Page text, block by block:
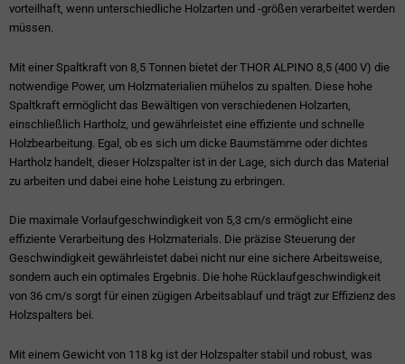
vorteilhaft, wenn unterschiedliche Holzarten und -größen verarbeitet werden
müssen.
Mit einer Spaltkraft von 8,5 Tonnen bietet der THOR ALPINO 8,5 (400 V) die
notwendige Power, um Holzmaterialien mühelos zu spalten. Diese hohe
Spaltkraft ermöglicht das Bewältigen von verschiedenen Holzarten,
einschließlich Hartholz, und gewährleistet eine effiziente und schnelle
Holzbearbeitung. Egal, ob es sich um dicke Baumstämme oder dichtes
Hartholz handelt, dieser Holzspalter ist in der Lage, sich durch das Material
zu arbeiten und dabei eine hohe Leistung zu erbringen.
Die maximale Vorlaufgeschwindigkeit von 5,3 cm/s ermöglicht eine
effiziente Verarbeitung des Holzmaterials. Die präzise Steuerung der
Geschwindigkeit gewährleistet dabei nicht nur eine sichere Arbeitsweise,
sondern auch ein optimales Ergebnis. Die hohe Rücklaufgeschwindigkeit
von 36 cm/s sorgt für einen zügigen Arbeitsablauf und trägt zur Effizienz des
Holzspalters bei.
Mit einem Gewicht von 118 kg ist der Holzspalter stabil und robust, was